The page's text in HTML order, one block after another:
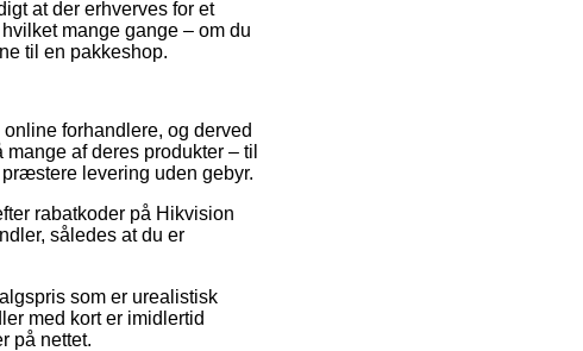
at der erhverves for et
mange gange – om du
til en pakkeshop.
forhandlere, og derved
af deres produkter – til
levering uden gebyr.
rabatkoder på Hikvision
således at du er
som er urealistisk
med kort er imidlertid
på nettet.